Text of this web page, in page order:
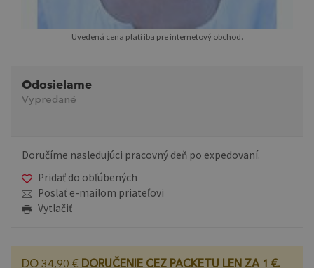
Uvedená cena platí iba pre internetový obchod.
Odosielame
Vypredané
Doručíme nasledujúci pracovný deň po expedovaní.
Pridať do obľúbených
Poslať e-mailom priateľovi
Vytlačiť
DO 34,90 € DORUČENIE CEZ PACKETU LEN ZA 1 €.